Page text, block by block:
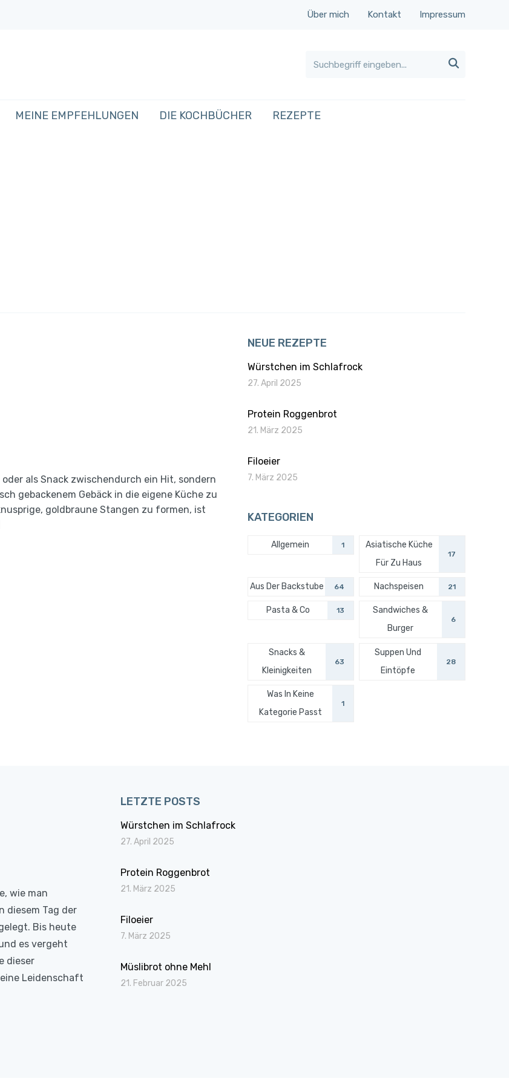
Über mich Kontakt Impressum

MEINE EMPFEHLUNGEN DIE KOCHBÜCHER REZEPTE
als Snack zwischendurch ein Hit, sondern
gebackenem Gebäck in die eigene Küche zu
goldbraune Stangen zu formen, ist
NEUE REZEPTE
Würstchen im Schlafrock
27. April 2025
Protein Roggenbrot
21. März 2025
Filoeier
7. März 2025
KATEGORIEN
Allgemein 1
Asiatische Küche
Für Zu Haus
17
Aus Der Backstube 64 Nachspeisen 21
Pasta & Co 13
Sandwiches &
Burger
6
Snacks &
Kleinigkeiten
63
Suppen Und
Eintöpfe
28
Was In Keine
Kategorie Passt
1
wie man
diesem Tag der
Bis heute
es vergeht
dieser
Leidenschaft
LETZTE POSTS
Würstchen im Schlafrock
27. April 2025
Protein Roggenbrot
21. März 2025
Filoeier
7. März 2025
Müslibrot ohne Mehl
21. Februar 2025